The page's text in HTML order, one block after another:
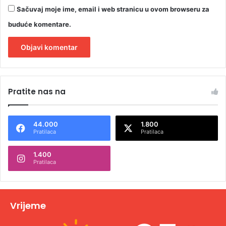
m
o
ž
j
e
Sačuvaj moje ime, email i web stranicu u ovom browseru za
buduće komentare.
t
n
t
v
Pratite nas na
44.000
Pratilaca
1.800
Pratilaca
1.400
Pratilaca
Vrijeme